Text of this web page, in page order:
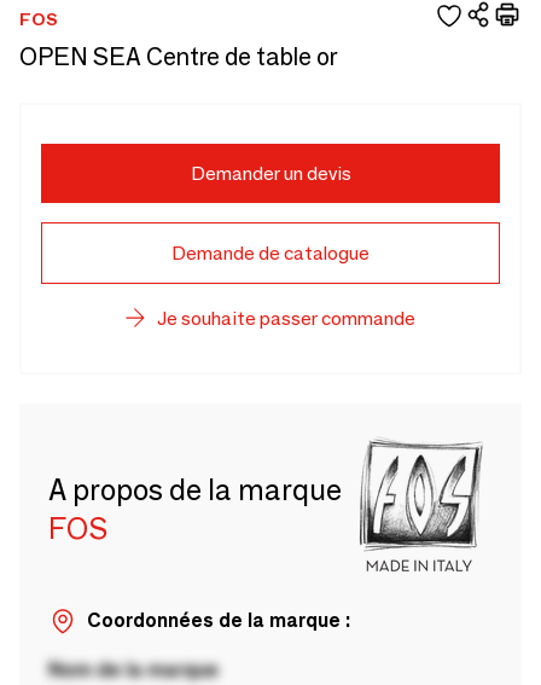
FOS
OPEN SEA Centre de table or
Demander un devis
Demande de catalogue
Je souhaite passer commande
A propos de la marque
FOS
Coordonnées de la marque :
Nom de la marque